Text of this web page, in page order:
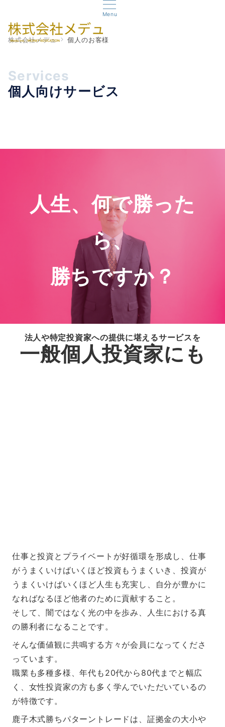
Menu
株式会社メデュ 個人のお客様
Services
個人向けサービス
人生、何で勝った
ら、
勝ちですか？
法人や特定投資家への提供に堪えるサービスを
一般個人投資家にも
仕事と投資とプライベートが好循環を形成し、仕事
がうまくいけばいくほど投資もうまくいき、投資が
うまくいけばいくほど人生も充実し、自分が豊かに
なればなるほど他者のために貢献すること。
そして、闇ではなく光の中を歩み、人生における真
の勝利者になることです。
そんな価値観に共鳴する方々が会員になってくださ
っています。
職業も多種多様、年代も20代から80代までと幅広
く、女性投資家の方も多く学んでいただいているの
が特徴です。
鹿子木式勝ちパターントレードは、証拠金の大小や